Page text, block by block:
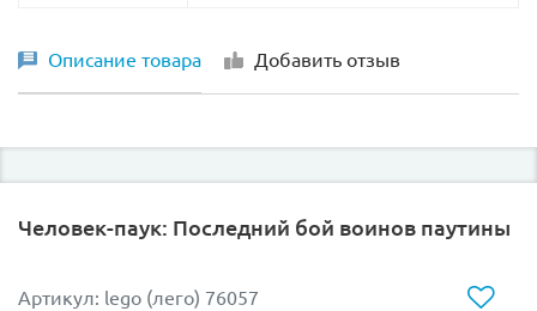
Описание товара Добавить отзыв
Человек-паук: Последний бой воинов паутины
Артикул: lego (лего) 76057